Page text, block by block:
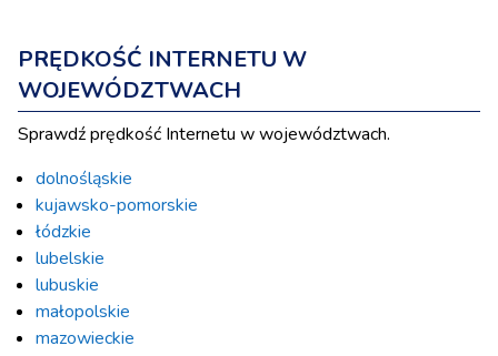
PRĘDKOŚĆ INTERNETU W
WOJEWÓDZTWACH
Sprawdź prędkość Internetu w województwach.
dolnośląskie
kujawsko-pomorskie
łódzkie
lubelskie
lubuskie
małopolskie
mazowieckie